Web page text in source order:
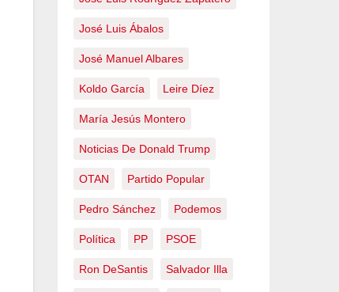
José Luis Ábalos
José Manuel Albares
Koldo García Leire Díez
María Jesús Montero
Noticias De Donald Trump
OTAN Partido Popular
Pedro Sánchez Podemos
Política PP PSOE
Ron DeSantis Salvador Illa